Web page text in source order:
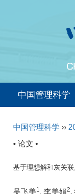
中国管理科学
中国管理科学 ››
• 论文 •
基于理想解和灰关
吴飞美1, 李美娟2,